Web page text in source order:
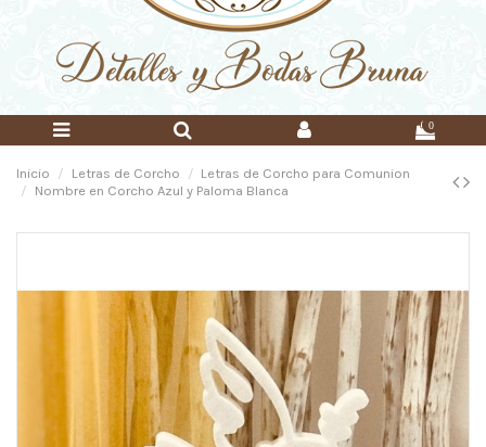
0
Inicio Letras de Corcho
Letras de Corcho para Comunion
Nombre en Corcho Azul y Paloma Blanca